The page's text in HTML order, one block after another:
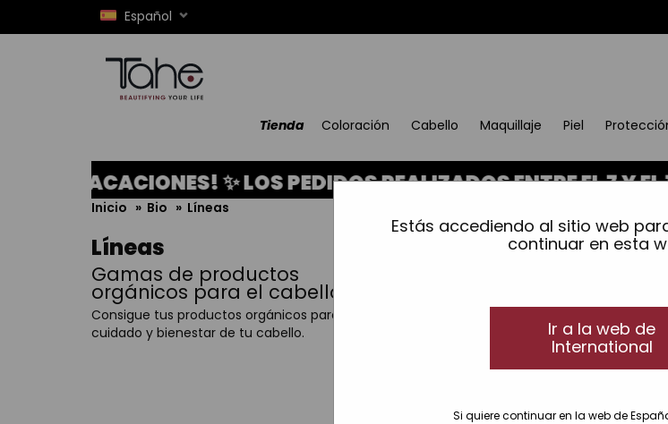
Estás accediendo al sitio web
continuar en esta
Ir a la web de
International
Si quiere continuar en la web de
Español
Tienda Coloración Cabello Maquillaje Piel
✨ LOS PEDIDOS REALIZADOS ENTRE EL 7 Y EL 16
Inicio » Bio » Líneas
Líneas
Gamas de productos
orgánicos para el cabello
Consigue tus productos orgánicos para el
cuidado y bienestar de tu cabello.
Descubre